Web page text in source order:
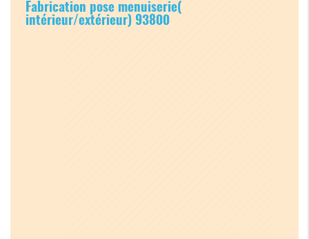
Fabrication pose menuiserie(
intérieur/extérieur) 93800